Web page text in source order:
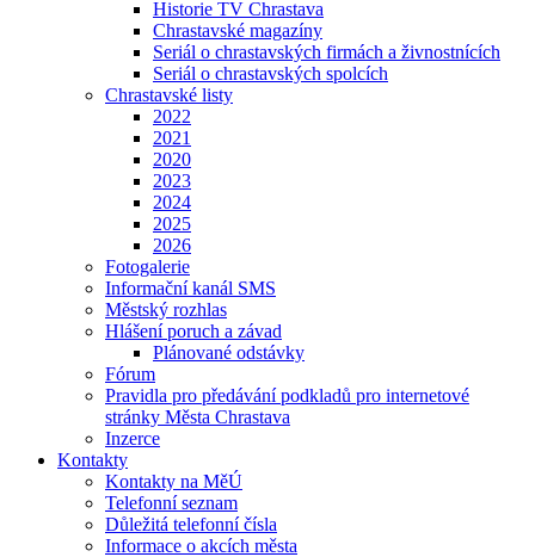
Historie TV Chrastava
Chrastavské magazíny
Seriál o chrastavských firmách a živnostnících
Seriál o chrastavských spolcích
Chrastavské listy
2022
2021
2020
2023
2024
2025
2026
Fotogalerie
Informační kanál SMS
Městský rozhlas
Hlášení poruch a závad
Plánované odstávky
Fórum
Pravidla pro předávání podkladů pro internetové
stránky Města Chrastava
Inzerce
Kontakty
Kontakty na MěÚ
Telefonní seznam
Důležitá telefonní čísla
Informace o akcích města